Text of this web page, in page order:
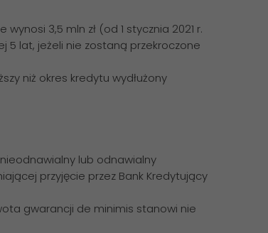
3,5 mln zł (od 1 stycznia 2021 r.
5 lat, jeżeli nie zostaną przekroczone
niż okres kredytu wydłużony
lub odnawialny
przyjęcie przez Bank Kredytujący
gwarancji de minimis stanowi nie